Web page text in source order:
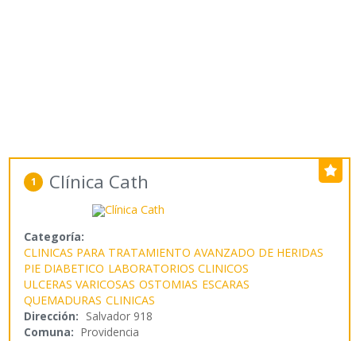
1 Clínica Cath
Categoría:
CLINICAS PARA TRATAMIENTO AVANZADO DE HERIDAS
PIE DIABETICO LABORATORIOS CLINICOS
ULCERAS VARICOSAS OSTOMIAS ESCARAS
QUEMADURAS CLINICAS
Dirección: Salvador 918
Comuna: Providencia